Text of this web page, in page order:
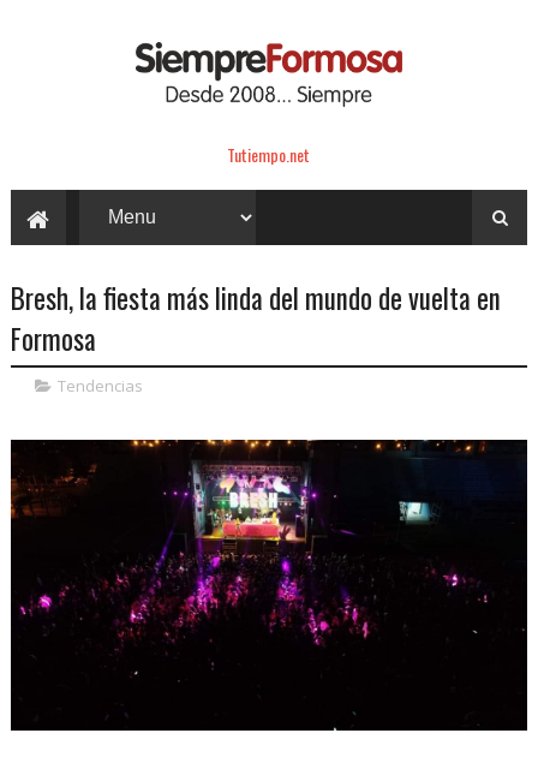
Tutiempo.net
Bresh, la fiesta más linda del mundo de vuelta en
Formosa
Tendencias